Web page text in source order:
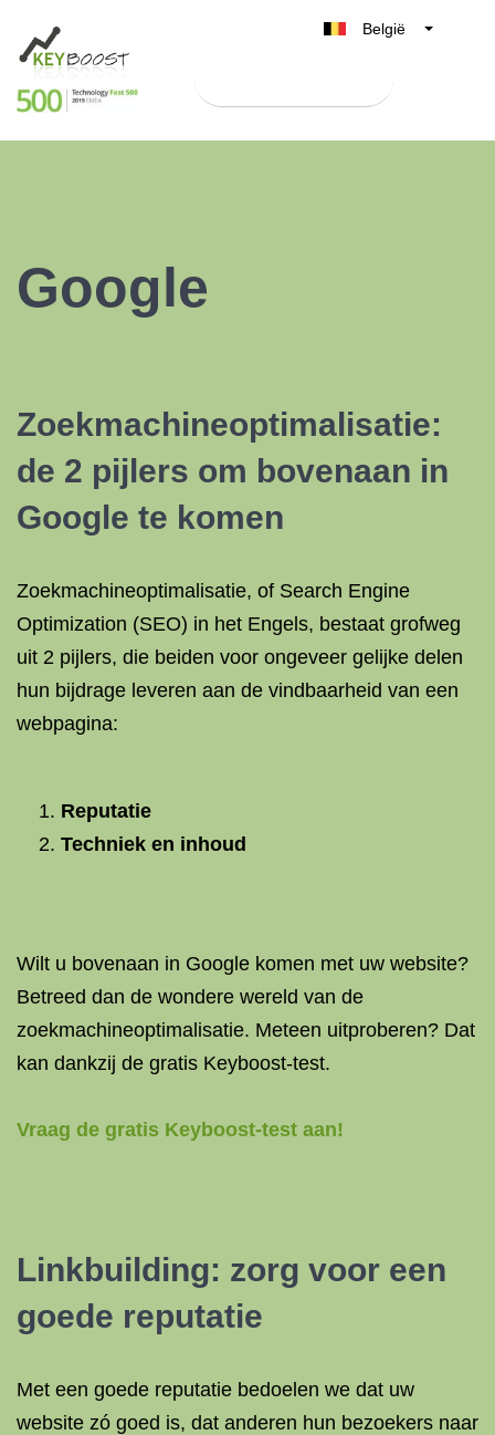
België
Nederland
Google
Zoekmachineoptimalisatie:
de 2 pijlers om bovenaan in
Google te komen
Zoekmachineoptimalisatie, of Search Engine
Optimization (SEO) in het Engels, bestaat grofweg
uit 2 pijlers, die beiden voor ongeveer gelijke delen
hun bijdrage leveren aan de vindbaarheid van een
webpagina:
Reputatie
Techniek en inhoud
Wilt u bovenaan in Google komen met uw website?
Betreed dan de wondere wereld van de
zoekmachineoptimalisatie. Meteen uitproberen? Dat
kan dankzij de gratis Keyboost-test.
Vraag de gratis Keyboost-test aan!
Linkbuilding: zorg voor een
goede reputatie
Met een goede reputatie bedoelen we dat uw
website zó goed is, dat anderen hun bezoekers naar